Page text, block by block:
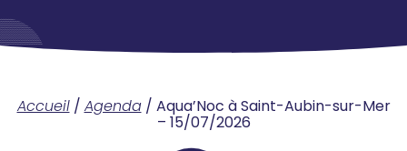
Accueil/ Agenda/ Aqua’Noc à Saint-Aubin-sur-Mer
– 15/07/2026